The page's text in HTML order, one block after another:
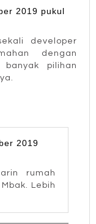
2019 pukul
developer
dengan
pilihan
2019
rumah
Lebih